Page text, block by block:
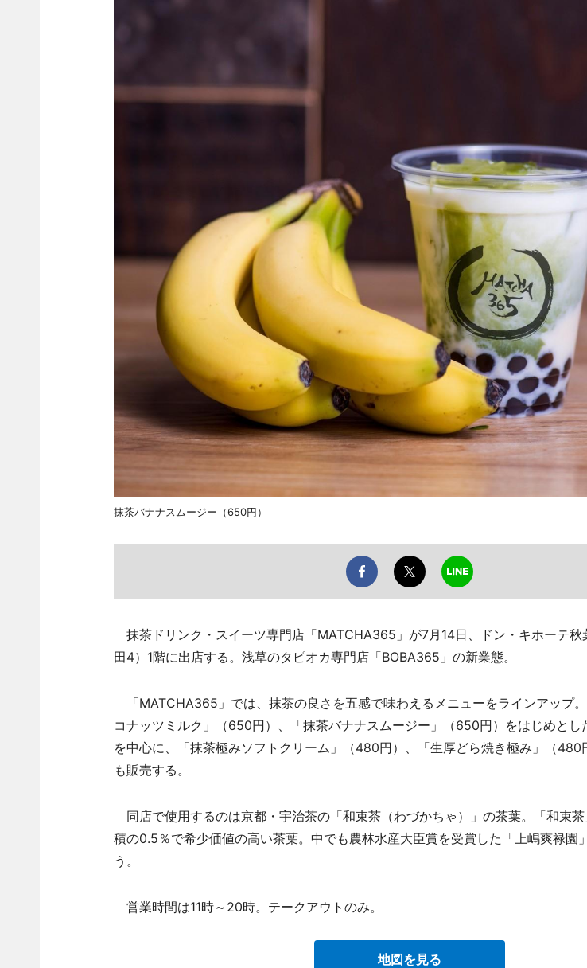
抹茶バナナスムージー（650円）
抹茶ドリンク・スイーツ専門店「MATCHA365」が7月14日、ドン・キホーテ秋
田4）1階に出店する。浅草のタピオカ専門店「BOBA365」の新業態。
「MATCHA365」では、抹茶の良さを五感で味わえるメニューをラインアップ
コナッツミルク」（650円）、「抹茶バナナスムージー」（650円）をはじめとし
を中心に、「抹茶極みソフトクリーム」（480円）、「生厚どら焼き極み」（480
も販売する。
同店で使用するのは京都・宇治茶の「和束茶（わづかちゃ）」の茶葉。「和束
積の0.5％で希少価値の高い茶葉。中でも農林水産大臣賞を受賞した「上嶋爽禄園
う。
営業時間は11時～20時。テークアウトのみ。
地図を見る